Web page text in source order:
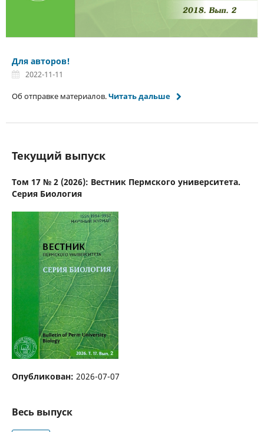
Для авторов!
2022-11-11
Об отправке материалов.Читать дальше
Текущий выпуск
Том 17 № 2 (2026): Вестник Пермского университета.
Серия Биология
Опубликован: 2026-07-07
Весь выпуск